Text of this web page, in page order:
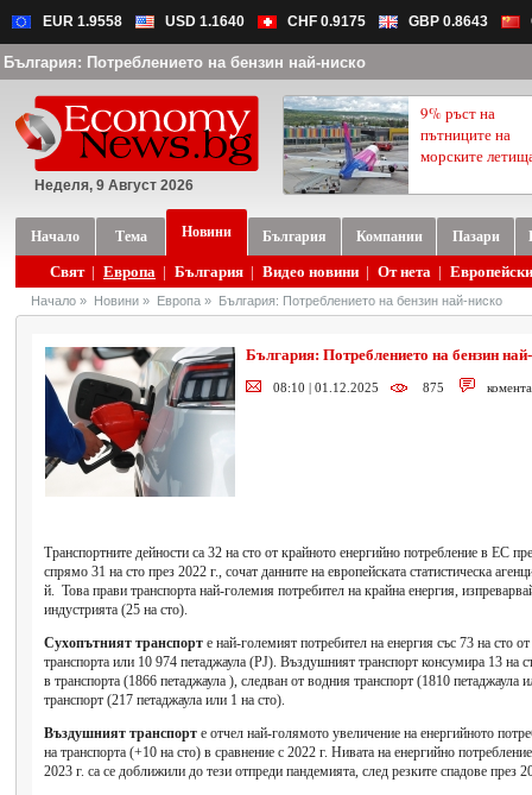
EUR 1.9558 USD 1.1640 CHF 0.9175 GBP 0.8643
България: Потреблението на бензин най-ниско
Неделя, 9 Август 2026
9% ръст на
пътниците на
морските
Начало Тема Новини България Компании Пазари
Свят | Европа | България | Видео новини | От нета |
Начало » Новини » Европа » България: Потреблението на бензин най-ниско
България: Потреблението на бензин
08:10 | 01.12.2025 875
Транспортните дейности са 32 на сто от крайното енергийно потребление в ЕС
спрямо 31 на сто през 2022 г., сочат данните на европейската статистическа
й. Това прави транспорта най-големия потребител на крайна енергия,
индустрията (25 на сто).
Сухопътният транспорт е най-големият потребител на енергия със 73 на сто
транспорта или 10 974 петаджаула (PJ). Въздушният транспорт консумира 13 на
в транспорта (1866 петаджаула ), следван от водния транспорт (1810 петаджаула
транспорт (217 петаджаула или 1 на сто).
Въздушният транспорт е отчел най-голямото увеличение на енергийното
на транспорта (+10 на сто) в сравнение с 2022 г. Нивата на енергийно
2023 г. са се доближили до тези отпреди пандемията, след резките спадове през